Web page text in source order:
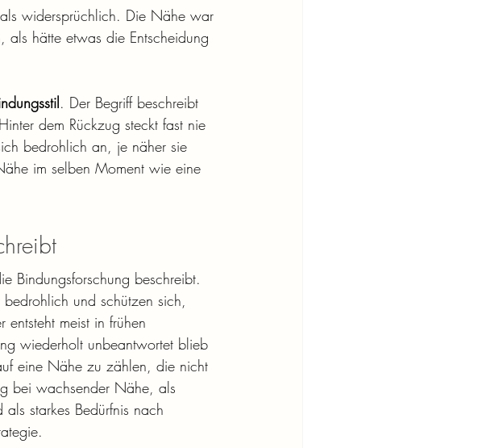
widersprüchlich. Die Nähe war
hätte etwas die Entscheidung
. Der Begriff beschreibt
dem Rückzug steckt fast nie
bedrohlich an, je näher sie
im selben Moment wie eine
Bindungsforschung beschreibt.
und schützen sich,
meist in frühen
wiederholt unbeantwortet blieb
eine Nähe zu zählen, die nicht
bei wachsender Nähe, als
starkes Bedürfnis nach